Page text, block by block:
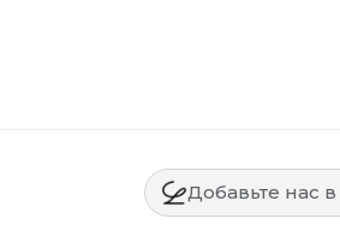
Добавьте нас